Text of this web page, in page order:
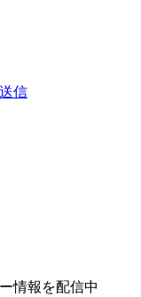
信
情報を配信中